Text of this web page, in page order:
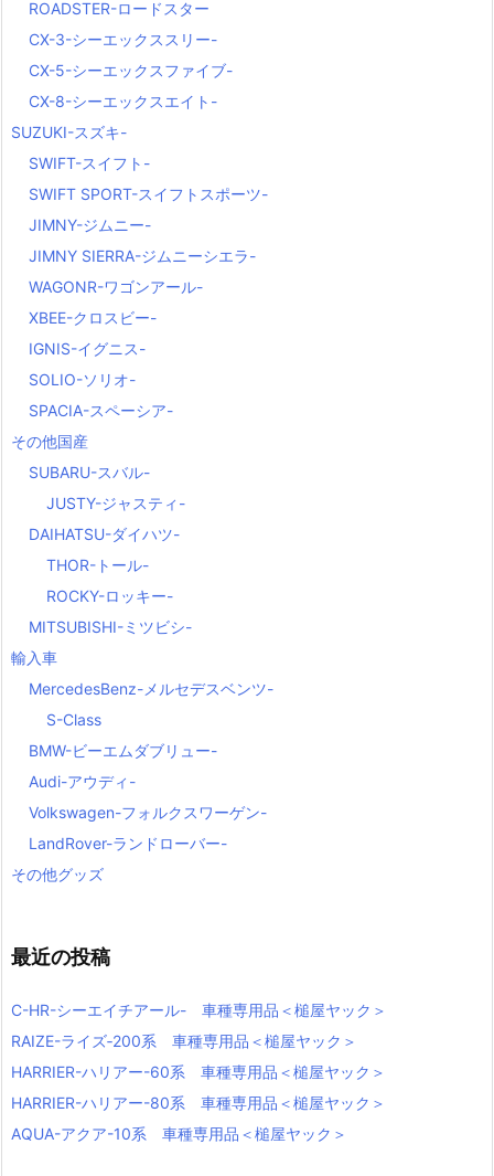
ROADSTER-ロードスター
CX-3-シーエックススリー-
CX-5-シーエックスファイブ-
CX-8-シーエックスエイト-
SUZUKI-スズキ-
SWIFT-スイフト-
SWIFT SPORT-スイフトスポーツ-
JIMNY-ジムニー-
JIMNY SIERRA-ジムニーシエラ-
WAGONR-ワゴンアール-
XBEE-クロスビー-
IGNIS-イグニス-
SOLIO-ソリオ-
SPACIA-スペーシア-
その他国産
SUBARU-スバル-
JUSTY-ジャスティ-
DAIHATSU-ダイハツ-
THOR-トール-
ROCKY-ロッキー-
MITSUBISHI-ミツビシ-
輸入車
MercedesBenz-メルセデスベンツ-
S-Class
BMW-ビーエムダブリュー-
Audi-アウディ-
Volkswagen-フォルクスワーゲン-
LandRover-ランドローバー-
その他グッズ
最近の投稿
C-HR-シーエイチアール- 車種専用品＜槌屋ヤック＞
RAIZE-ライズ‐200系 車種専用品＜槌屋ヤック＞
HARRIER-ハリアー-60系 車種専用品＜槌屋ヤック＞
HARRIER-ハリアー-80系 車種専用品＜槌屋ヤック＞
AQUA-アクア-10系 車種専用品＜槌屋ヤック＞